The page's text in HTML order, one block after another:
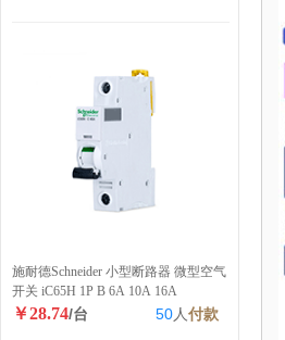
施耐德Schneider 小型断路器 微型空气
开关 iC65H 1P B 6A 10A 16A
￥28.74/台 50人付款